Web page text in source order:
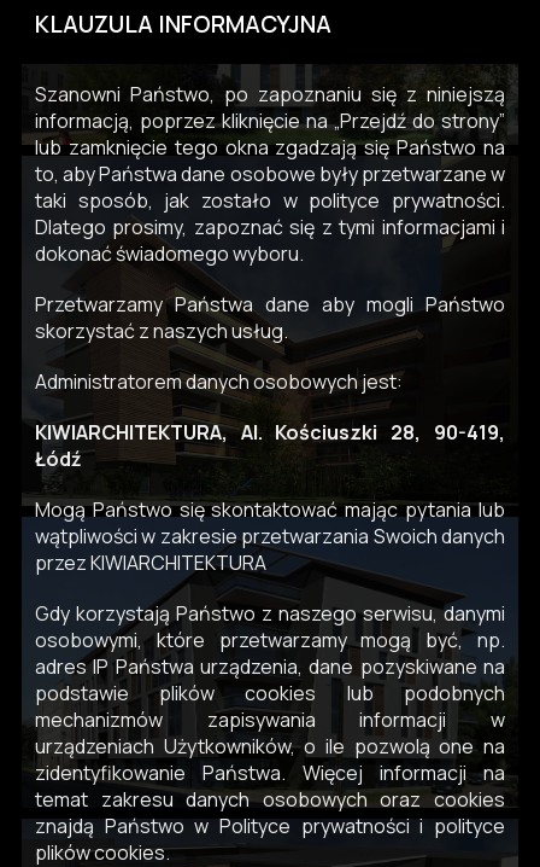
KLAUZULA INFORMACYJNA
Szanowni Państwo, po zapoznaniu się z niniejszą
informacją, poprzez kliknięcie na „Przejdź do strony”
lub zamknięcie tego okna zgadzają się Państwo na
to, aby Państwa dane osobowe były przetwarzane w
taki sposób, jak zostało w polityce prywatności.
Dlatego prosimy, zapoznać się z tymi informacjami i
dokonać świadomego wyboru.
Przetwarzamy Państwa dane aby mogli Państwo
skorzystać z naszych usług.
Administratorem danych osobowych jest:
KIWIARCHITEKTURA, Al. Kościuszki 28, 90-419,
Łódź
Mogą Państwo się skontaktować mając pytania lub
wątpliwości w zakresie przetwarzania Swoich danych
przez KIWIARCHITEKTURA
Gdy korzystają Państwo z naszego serwisu, danymi
osobowymi, które przetwarzamy mogą być, np.
adres IP Państwa urządzenia, dane pozyskiwane na
podstawie plików cookies lub podobnych
mechanizmów zapisywania informacji w
urządzeniach Użytkowników, o ile pozwolą one na
zidentyfikowanie Państwa. Więcej informacji na
temat zakresu danych osobowych oraz cookies
znajdą Państwo w Polityce prywatności i polityce
plików cookies.